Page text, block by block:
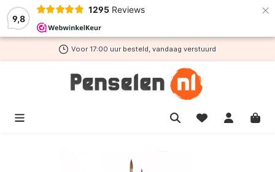
9,8
1295 Reviews ×
hoofdinhoud
Voor 17:00 uur besteld, vandaag verstuurd